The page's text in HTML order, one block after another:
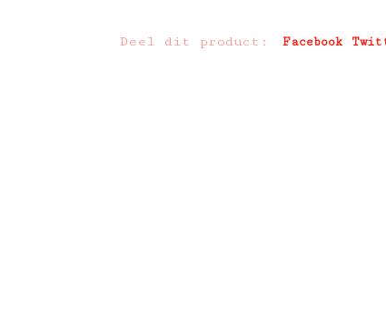
Deel dit product: Facebook